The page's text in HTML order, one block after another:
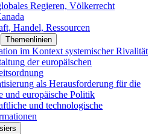
Regieren, Völkerrecht
Handel, Ressourcen
Themenlinien
im Kontext systemischer Rivalität
der europäischen
als Herausforderung für die
und europäische Politik
und technologische